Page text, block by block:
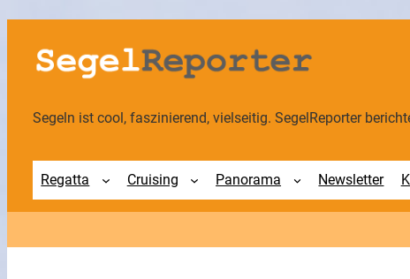
Zum
Inhalt
springen
Segeln ist cool, faszinierend, vielseitig. SegelReporter
Regatta Cruising Panorama Newsletter